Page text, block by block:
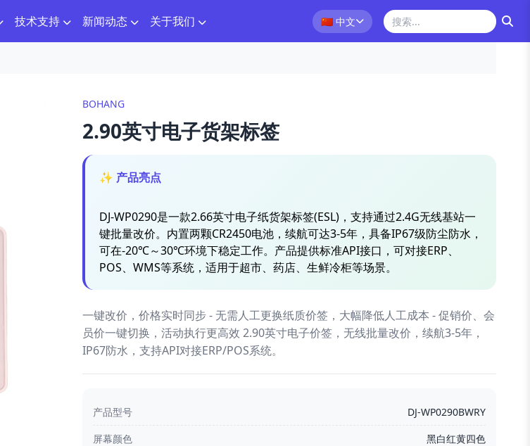
技术支持 新闻动态 关于我们 🇨🇳 中文
BOHANG
2.90英寸电子货架标签
✨ 产品亮点
DJ-WP0290是一款2.66英寸电子纸货架标签(ESL)，支持通过2.4G无线基站一
键批量改价。内置两颗CR2450电池，续航可达3-5年，具备IP67级防尘防水，
可在-20℃～30℃环境下稳定工作。产品提供标准API接口，可对接ERP、
POS、WMS等系统，适用于超市、药店、生鲜冷柜等场景。
一键改价，价格实时同步 - 无需人工更换纸质价签，大幅降低人工成本 - 促销价、会
员价一键切换，活动执行更高效 2.90英寸电子价签，无线批量改价，续航3-5年，
IP67防水，支持API对接ERP/POS系统。
产品型号
DJ-WP0290BWRY
屏幕颜色
黑白红黄四色